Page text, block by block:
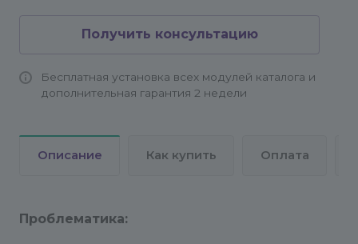
Получить консультацию
Бесплатная установка всех модулей каталога и
дополнительная гарантия 2 недели
Описание Как купить Оплата
Проблематика: